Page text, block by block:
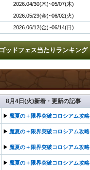
2026.04/30(木)~05/07(木)
2026.05/29(金)~06/02(火)
2026.06/12(金)~06/14(日)
ゴッドフェス当たりランキング
8月4日(火)新着・更新の記事
▶︎ 魔夏の＋限界突破コロシアム攻略
▶︎ 魔夏の＋限界突破コロシアム攻略
▶︎ 魔夏の＋限界突破コロシアム攻略
▶︎ 魔夏の＋限界突破コロシアム攻略